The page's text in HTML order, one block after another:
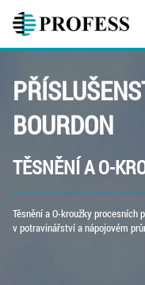
BOURDON
TĚSNĚNÍ A O-
Těsnění a O-kroužky
v potravinářství a nápojovém